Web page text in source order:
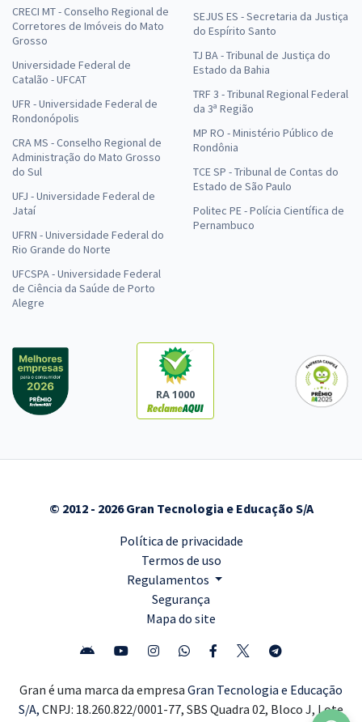
CRECI MT - Conselho Regional de
Corretores de Imóveis do Mato
Grosso
Universidade Federal de
Catalão - UFCAT
UFR - Universidade Federal de
Rondonópolis
CRA MS - Conselho Regional de
Administração do Mato Grosso
do Sul
UFJ - Universidade Federal de
Jataí
UFRN - Universidade Federal do
Rio Grande do Norte
UFCSPA - Universidade Federal
de Ciência da Saúde de Porto
Alegre
SEJUS ES - Secretaria da Justiça
do Espírito Santo
TJ BA - Tribunal de Justiça do
Estado da Bahia
TRF 3 - Tribunal Regional Federal
da 3ª Região
MP RO - Ministério Público de
Rondônia
TCE SP - Tribunal de Contas do
Estado de São Paulo
Politec PE - Polícia Científica de
Pernambuco
RA 1000
© 2012 - 2026 Gran Tecnologia e Educação S/A
Política de privacidade
Termos de uso
Regulamentos
Segurança
Mapa do site
Gran é uma marca da empresa Gran Tecnologia e Educação
S/A, CNPJ: 18.260.822/0001-77, SBS Quadra 02, Bloco J, Lote